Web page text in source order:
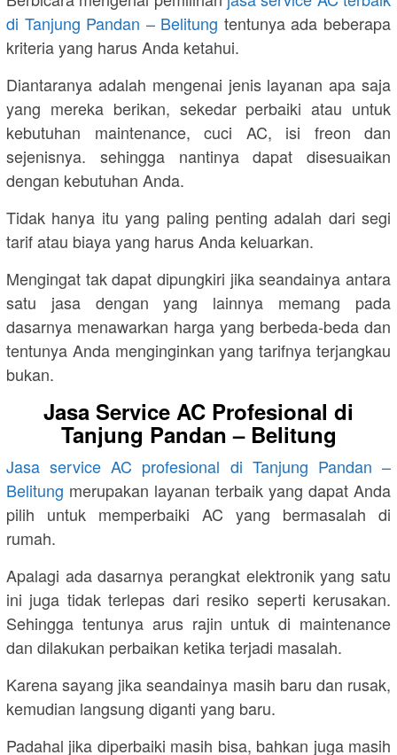
di Tanjung Pandan – Belitung tentunya ada beberapa
kriteria yang harus Anda ketahui.
Diantaranya adalah mengenai jenis layanan apa saja
yang mereka berikan, sekedar perbaiki atau untuk
kebutuhan maintenance, cuci AC, isi freon dan
sejenisnya. sehingga nantinya dapat disesuaikan
dengan kebutuhan Anda.
Tidak hanya itu yang paling penting adalah dari segi
tarif atau biaya yang harus Anda keluarkan.
Mengingat tak dapat dipungkiri jika seandainya antara
satu jasa dengan yang lainnya memang pada
dasarnya menawarkan harga yang berbeda-beda dan
tentunya Anda menginginkan yang tarifnya terjangkau
bukan.
Jasa Service AC Profesional di
Tanjung Pandan – Belitung
Jasa service AC profesional di Tanjung Pandan –
Belitung merupakan layanan terbaik yang dapat Anda
pilih untuk memperbaiki AC yang bermasalah di
rumah.
Apalagi ada dasarnya perangkat elektronik yang satu
ini juga tidak terlepas dari resiko seperti kerusakan.
Sehingga tentunya arus rajin untuk di maintenance
dan dilakukan perbaikan ketika terjadi masalah.
Karena sayang jika seandainya masih baru dan rusak,
kemudian langsung diganti yang baru.
Padahal jika diperbaiki masih bisa, bahkan juga masih